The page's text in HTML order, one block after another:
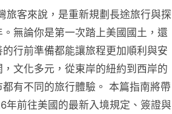
旅客來說，是重新規劃長途旅行與探
無論你是第一次踏上美國國土，還
行前準備都能讓旅程更加順利與安
文化多元，從東岸的紐約到西岸的
有不同的旅行體驗。 本篇指南將帶
年前往美國的最新入境規定、簽證與